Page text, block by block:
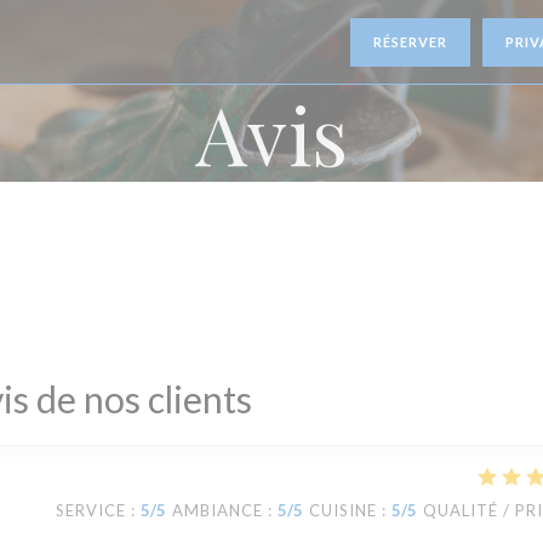
RÉSERVER
Avis
de nos clients
SERVICE : 5/5 AMBIANCE : 5/5 CUISINE : 5/5 QUALITÉ /